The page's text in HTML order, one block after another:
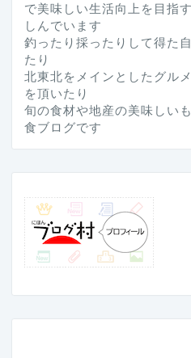
で美味しい生活向上を目指
しんでいます
釣ったり採ったりして得た
たり
北東北をメインとしたグル
を頂いたり
旬の食材や地産の美味しい
食ブログです